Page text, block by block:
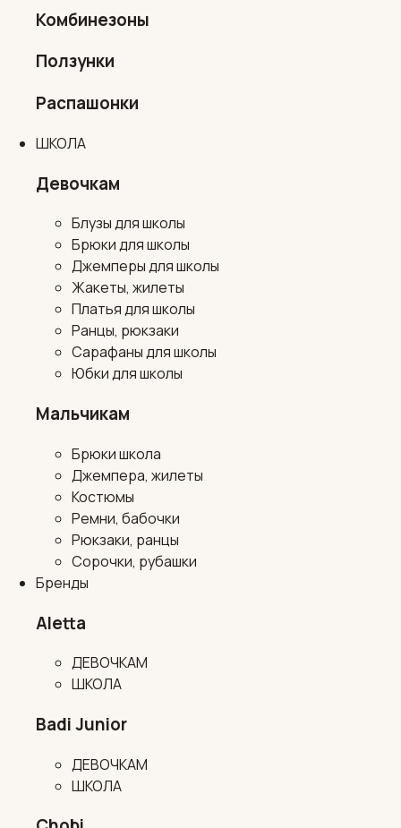
Комбинезоны
Ползунки
Распашонки
ШКОЛА
Девочкам
Блузы для школы
Брюки для школы
Джемперы для школы
Жакеты, жилеты
Платья для школы
Ранцы, рюкзаки
Сарафаны для школы
Юбки для школы
Мальчикам
Брюки школа
Джемпера, жилеты
Костюмы
Ремни, бабочки
Рюкзаки, ранцы
Сорочки, рубашки
Бренды
Aletta
ДЕВОЧКАМ
ШКОЛА
Badi Junior
ДЕВОЧКАМ
ШКОЛА